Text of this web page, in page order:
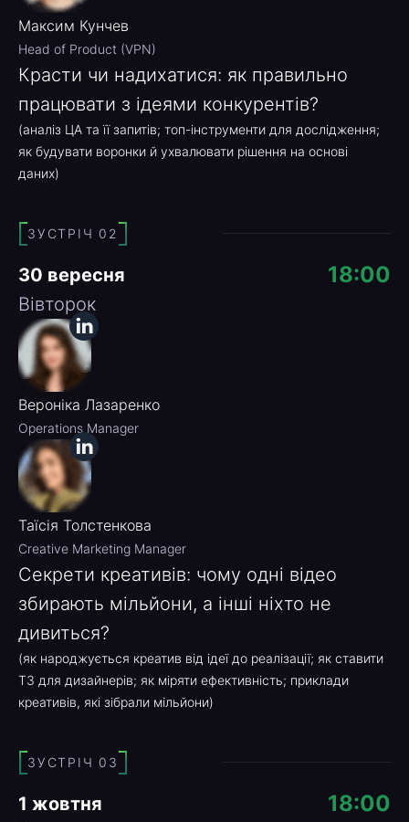
Максим Кунчев
Head of Product (VPN)
Красти чи надихатися: як правильно
працювати з ідеями конкурентів?
(аналіз ЦА та її запитів; топ-інструменти для дослідження;
як будувати воронки й ухвалювати рішення на основі
даних)
ЗУСТРІЧ 02
30 вересня
Вівторок
18:00
Вероніка Лазаренко
Operations Manager
Таїсія Толстенкова
Creative Marketing Manager
Секрети креативів: чому одні відео
збирають мільйони, а інші ніхто не
дивиться?
(як народжується креатив від ідеї до реалізації; як ставити
ТЗ для дизайнерів; як міряти ефективність; приклади
креативів, які зібрали мільйони)
ЗУСТРІЧ 03
1 жовтня
18:00